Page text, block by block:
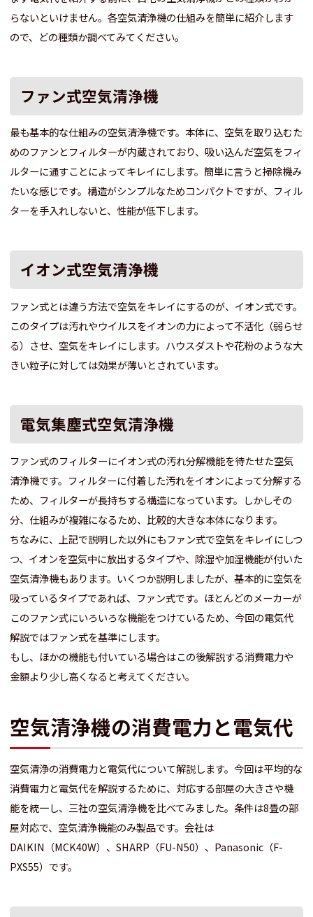
らないといけません。各空気清浄機の仕組みを簡単に紹介します
ので、どの種類か調べてみてください。
ファン式空気清浄機
最も基本的な仕組みの空気清浄機です。本体に、空気を取り込むた
めのファンとフィルターが内蔵されており、吸い込んだ空気をフィ
ルターに通すことによってキレイにします。簡単に言うと掃除機み
たいな感じです。構造がシンプルなためコンパクトですが、フィル
ターを手入れしないと、性能が低下します。
イオン式空気清浄機
ファン式とは違う方法で空気をキレイにするのが、イオン式です。
このタイプは汚れやウイルスをイオンの力によって不活化（弱らせ
る）させ、空気をキレイにします。ハウスダストや花粉のような大
きい粒子に対しては効果が薄いとされています。
電気集塵式空気清浄機
ファン式のフィルターにイオン式の汚れ分解機能を待たせた空気
清浄機です。フィルターに付着した汚れをイオンによって分解する
ため、フィルターが長持ちする構造になっています。しかしその
分、仕組みが複雑になるため、比較的大きな本体になります。
ちなみに、上記で説明した以外にもファン式で空気をキレイにしつ
つ、イオンを空気中に放出するタイプや、除湿や加湿機能が付いた
空気清浄機もあります。いくつか説明しましたが、基本的に空気を
吸っているタイプであれば、ファン式です。ほとんどのメーカーが
このファン式にいろいろな機能をつけているため、今回の電気代
解説ではファン式を基準にします。
もし、ほかの機能も付いている場合はこの後解説する消費電力や
金額より少し高くなると考えてください。
空気清浄機の消費電力と電気代
空気清浄の消費電力と電気代について解説します。今回は平均的な
消費電力と電気代を解説するために、対応する部屋の大きさや機
能を統一し、三社の空気清浄機を比べてみました。条件は8畳の部
屋対応で、空気清浄機能のみ製品です。会社は
DAIKIN（MCK40W）、SHARP（FU-N50）、Panasonic（F-
PXS55）です。